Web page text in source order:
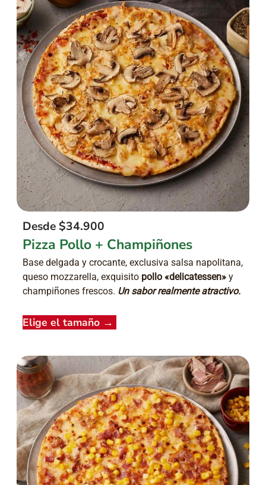
Desde $34.900
Pizza Pollo + Champiñones
Base delgada y crocante, exclusiva salsa napolitana,
queso mozzarella, exquisito pollo «delicatessen» y
champiñones frescos. Un sabor realmente atractivo.
Elige el tamaño →